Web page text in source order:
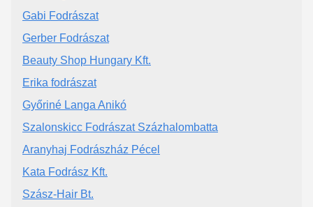
Gabi Fodrászat
Gerber Fodrászat
Beauty Shop Hungary Kft.
Erika fodrászat
Győriné Langa Anikó
Szalonskicc Fodrászat Százhalombatta
Aranyhaj Fodrászház Pécel
Kata Fodrász Kft.
Szász-Hair Bt.